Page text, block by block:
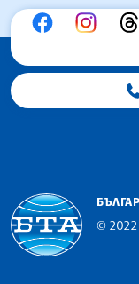
© 2022